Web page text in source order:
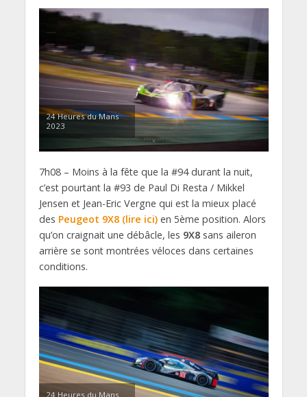
24 Heures du Mans
2023
7h08 – Moins à la fête que la #94 durant la nuit,
c’est pourtant la #93 de Paul Di Resta / Mikkel
Jensen et Jean-Eric Vergne qui est la mieux placé
des Peugeot 9X8 (lire ici)en 5ème position. Alors
qu’on craignait une débâcle, les 9X8sans aileron
arrière se sont montrées véloces dans certaines
conditions.
24 Heures du Mans